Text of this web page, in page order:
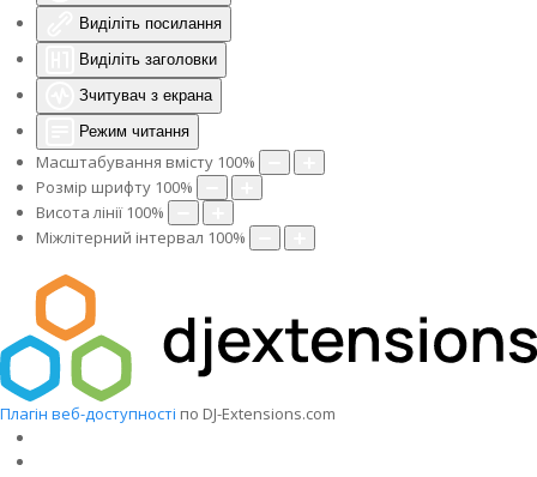
Виділіть посилання
Виділіть заголовки
Зчитувач з екрана
Режим читання
Масштабування вмісту 100%
Розмір шрифту 100%
Висота лінії 100%
Міжлітерний інтервал 100%
Плагін веб-доступності по DJ-Extensions.com